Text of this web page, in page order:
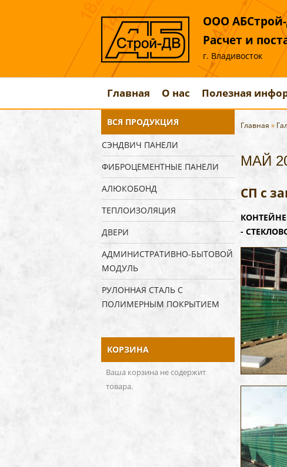
ООО
Расчет и
г. Владивосток
Главная О нас Полезная
ВСЯ ПРОДУКЦИЯ
СЭНДВИЧ ПАНЕЛИ
ФИБРОЦЕМЕНТНЫЕ ПАНЕЛИ
АЛЮКОБОНД
ТЕПЛОИЗОЛЯЦИЯ
ДВЕРИ
АДМИНИСТРАТИВНО-БЫТОВОЙ
МОДУЛЬ
РУЛОННАЯ СТАЛЬ С
ПОЛИМЕРНЫМ ПОКРЫТИЕМ
КОРЗИНА
Ваша корзина не содержит
товара.
Главная »
МАЙ
СП с
-